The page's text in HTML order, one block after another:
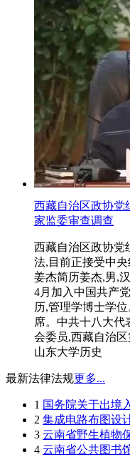
西藏自治区政协党
家监委审查调查
西藏自治区政协党
法,目前正接受中
姜杰简历姜杰,男,
4月加入中国共产
历,管理学博士学
席。中共十八大代
会委员,西藏自治区
山东大学历史
最新法律法规更多...
1 国务院关于出境
2 集成电路布图设
3 云南省野生植物
4 云南省公共图书